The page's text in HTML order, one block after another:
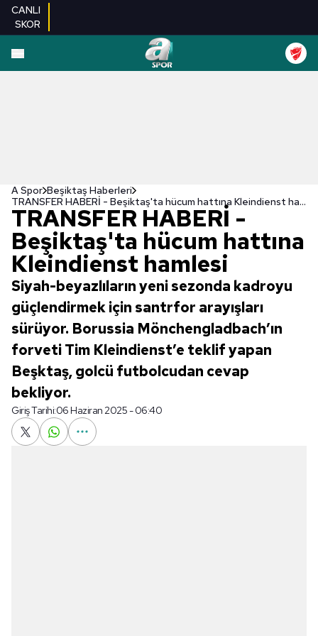
CANLI
SKOR
A Spor Beşiktaş Haberleri
TRANSFER HABERİ - Beşiktaş'ta hücum hattına Kleindienst hamlesi
TRANSFER HABERİ -
Beşiktaş'ta hücum hattına
Kleindienst hamlesi
Siyah-beyazlıların yeni sezonda kadroyu
güçlendirmek için santrfor arayışları
sürüyor. Borussia Mönchengladbach’ın
forveti Tim Kleindienst’e teklif yapan
Beşktaş, golcü futbolcudan cevap
bekliyor.
Giriş Tarihi:06 Haziran 2025 - 06:40